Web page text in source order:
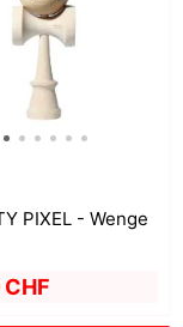
PIXEL - Wenge